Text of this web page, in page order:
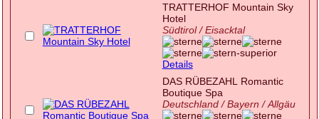
TRATTERHOF Mountain Sky
Hotel
Südtirol / Eisacktal
Details
DAS RÜBEZAHL Romantic
Boutique Spa
Deutschland / Bayern / Allgäu